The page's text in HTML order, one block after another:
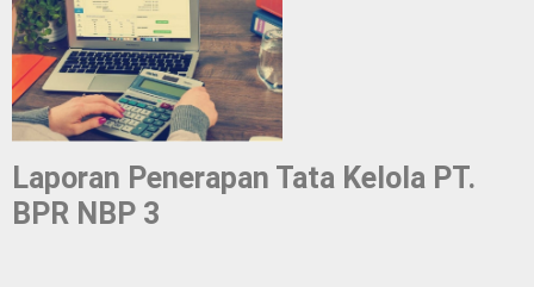
Laporan Penerapan Tata Kelola PT.
BPR NBP 3